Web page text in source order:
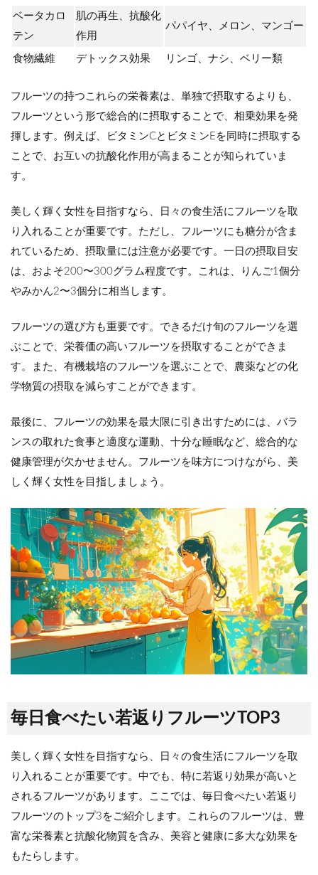
ベータカロ
テン
肌の再生、抗酸化
作用
パパイヤ、メロン、マンゴー
食物繊維 デトックス効果 リンゴ、ナシ、ベリー類
フルーツの持つこれらの栄養素は、単独で摂取するよりも、
フルーツという形で総合的に摂取することで、相乗効果を発
揮します。例えば、ビタミンCとビタミンEを同時に摂取する
ことで、お互いの抗酸化作用が高まることが知られていま
す。
美しく輝く女性を目指すなら、日々の食生活にフルーツを取
り入れることが重要です。ただし、フルーツにも糖分が含ま
れているため、摂取量には注意が必要です。一日の摂取目安
は、およそ200〜300グラム程度です。これは、りんご1個分
やみかん2〜3個分に相当します。
フルーツの選び方も重要です。できるだけ旬のフルーツを選
ぶことで、栄養価の高いフルーツを摂取することができま
す。また、有機栽培のフルーツを選ぶことで、農薬などの化
学物質の摂取を減らすことができます。
最後に、フルーツの効果を最大限に引き出すためには、バラ
ンスの取れた食事と適度な運動、十分な睡眠など、総合的な
健康管理が欠かせません。フルーツを味方につけながら、美
しく輝く女性を目指しましょう。
毎日食べたい若返りフルーツTOP3
美しく輝く女性を目指すなら、日々の食生活にフルーツを取
り入れることが重要です。中でも、特に若返り効果が高いと
されるフルーツがあります。ここでは、毎日食べたい若返り
フルーツのトップ3をご紹介します。これらのフルーツは、豊
富な栄養素と抗酸化物質を含み、美容と健康に多大な効果を
もたらします。